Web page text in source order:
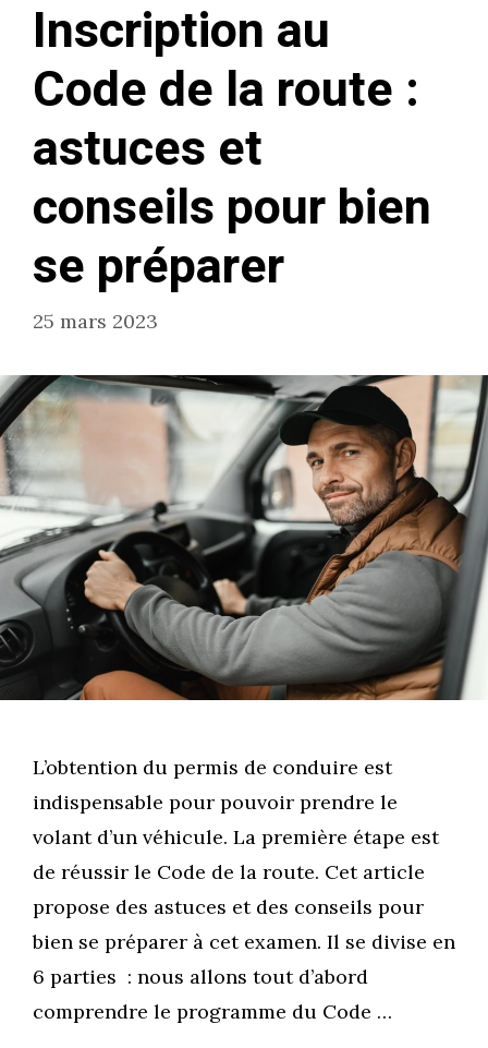
Inscription au
Code de la route :
astuces et
conseils pour bien
se préparer
25 mars 2023
L’obtention du permis de conduire est
indispensable pour pouvoir prendre le
volant d’un véhicule. La première étape est
de réussir le Code de la route. Cet article
propose des astuces et des conseils pour
bien se préparer à cet examen. Il se divise en
6 parties : nous allons tout d’abord
comprendre le programme du Code …